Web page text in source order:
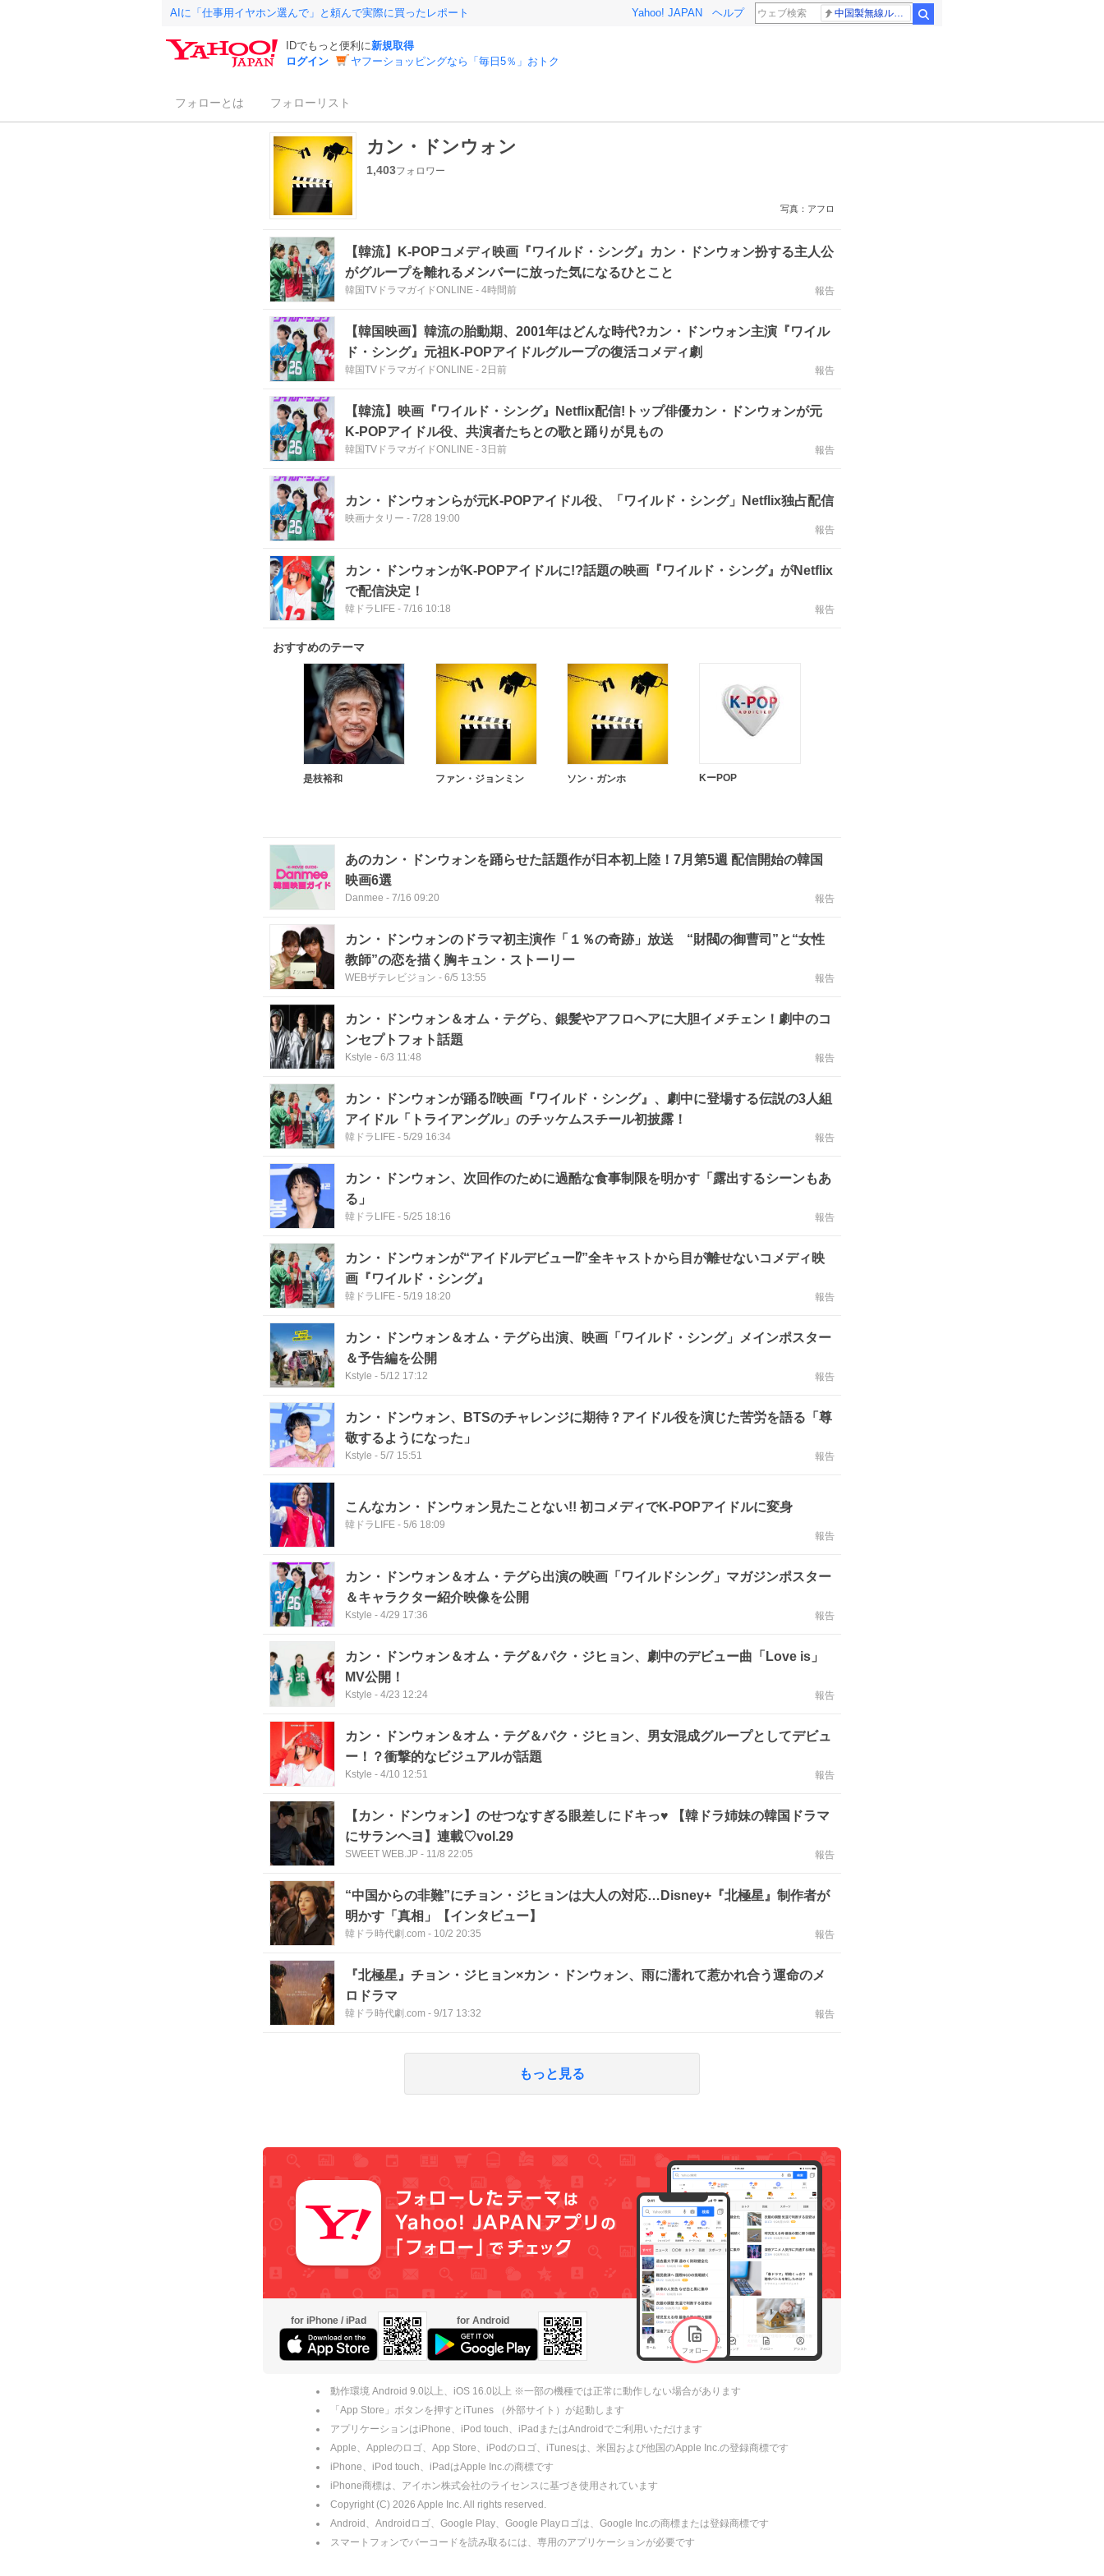
AIに「仕事用イヤホン選んで」と頼んで実際に買ったレポート Yahoo! JAPAN ヘルプ
IDでもっと便利に新規取得
ログイン
ヤフーショッピングなら「毎日5％」おトク
フォローとは フォローリスト
カン・ドンウォン
1,403フォロワー
写真：アフロ
【韓流】K-POPコメディ映画『ワイルド・シング』カン・ドンウォン扮する主人公
がグループを離れるメンバーに放った気になるひとこと
韓国TVドラマガイドONLINE - 4時間前 報告
【韓国映画】韓流の胎動期、2001年はどんな時代?カン・ドンウォン主演『ワイル
ド・シング』元祖K-POPアイドルグループの復活コメディ劇
韓国TVドラマガイドONLINE - 2日前 報告
【韓流】映画『ワイルド・シング』Netflix配信!トップ俳優カン・ドンウォンが元
K-POPアイドル役、共演者たちとの歌と踊りが見もの
韓国TVドラマガイドONLINE - 3日前 報告
カン・ドンウォンらが元K-POPアイドル役、「ワイルド・シング」Netflix独占配信
映画ナタリー - 7/28 19:00
報告
カン・ドンウォンがK-POPアイドルに!?話題の映画『ワイルド・シング』がNetflix
で配信決定！
韓ドラLIFE - 7/16 10:18 報告
おすすめのテーマ
是枝裕和 ファン・ジョンミン ソン・ガンホ KーPOP
あのカン・ドンウォンを踊らせた話題作が日本初上陸！7月第5週 配信開始の韓国
映画6選
Danmee - 7/16 09:20 報告
カン・ドンウォンのドラマ初主演作「１％の奇跡」放送 “財閥の御曹司”と“女性
教師”の恋を描く胸キュン・ストーリー
WEBザテレビジョン - 6/5 13:55 報告
カン・ドンウォン＆オム・テグら、銀髪やアフロヘアに大胆イメチェン！劇中のコ
ンセプトフォト話題
Kstyle - 6/3 11:48 報告
カン・ドンウォンが踊る⁉映画『ワイルド・シング』、劇中に登場する伝説の3人組
アイドル「トライアングル」のチッケムスチール初披露！
韓ドラLIFE - 5/29 16:34 報告
カン・ドンウォン、次回作のために過酷な食事制限を明かす「露出するシーンもあ
る」
韓ドラLIFE - 5/25 18:16 報告
カン・ドンウォンが“アイドルデビュー⁉”全キャストから目が離せないコメディ映
画『ワイルド・シング』
韓ドラLIFE - 5/19 18:20 報告
カン・ドンウォン＆オム・テグら出演、映画「ワイルド・シング」メインポスター
＆予告編を公開
Kstyle - 5/12 17:12 報告
カン・ドンウォン、BTSのチャレンジに期待？アイドル役を演じた苦労を語る「尊
敬するようになった」
Kstyle - 5/7 15:51 報告
こんなカン・ドンウォン見たことない!! 初コメディでK-POPアイドルに変身
韓ドラLIFE - 5/6 18:09
報告
カン・ドンウォン＆オム・テグら出演の映画「ワイルドシング」マガジンポスター
＆キャラクター紹介映像を公開
Kstyle - 4/29 17:36 報告
カン・ドンウォン＆オム・テグ＆パク・ジヒョン、劇中のデビュー曲「Love is」
MV公開！
Kstyle - 4/23 12:24 報告
カン・ドンウォン＆オム・テグ＆パク・ジヒョン、男女混成グループとしてデビュ
ー！？衝撃的なビジュアルが話題
Kstyle - 4/10 12:51 報告
【カン・ドンウォン】のせつなすぎる眼差しにドキっ♥ 【韓ドラ姉妹の韓国ドラマ
にサランヘヨ】連載♡vol.29
SWEET WEB.JP - 11/8 22:05 報告
“中国からの非難”にチョン・ジヒョンは大人の対応…Disney+『北極星』制作者が
明かす「真相」【インタビュー】
韓ドラ時代劇.com - 10/2 20:35 報告
『北極星』チョン・ジヒョン×カン・ドンウォン、雨に濡れて惹かれ合う運命のメ
ロドラマ
韓ドラ時代劇.com - 9/17 13:32 報告
もっと見る
for iPhone / iPad for Android
動作環境 Android 9.0以上、iOS 16.0以上 ※一部の機種では正常に動作しない場合があります
「App Store」ボタンを押すとiTunes （外部サイト）が起動します
アプリケーションはiPhone、iPod touch、iPadまたはAndroidでご利用いただけます
Apple、Appleのロゴ、App Store、iPodのロゴ、iTunesは、米国および他国のApple Inc.の登録商標です
iPhone、iPod touch、iPadはApple Inc.の商標です
iPhone商標は、アイホン株式会社のライセンスに基づき使用されています
Copyright (C) 2026 Apple Inc. All rights reserved.
Android、Androidロゴ、Google Play、Google Playロゴは、Google Inc.の商標または登録商標です
スマートフォンでバーコードを読み取るには、専用のアプリケーションが必要です